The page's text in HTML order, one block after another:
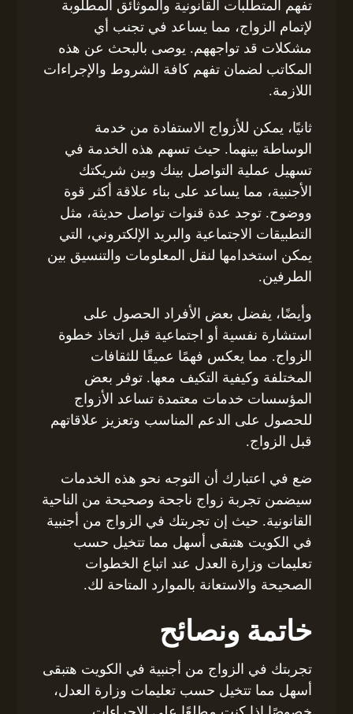
تفهم المتطلبات القانونية والموثائق المطلوبة
لإتمام الزواج، مما يساعد في تجنب أي
مشكلات قد تواجههم. يوصى بالبحث عن هذه
المكاتب لضمان تفهم كافة الشروط والإجراءات
اللازمة.
ثانيًا، يمكن للأزواج الاستفادة من خدمة
الوساطة بينهما. حيث تسهم هذه الخدمة في
تسهيل عملية التواصل بينك وبين شريكتك
الأجنبية، مما يساعد على بناء علاقة أكثر قوة
ووضوح. توجد عدة قنوات تواصل حديثة، مثل
التطبيقات الاجتماعية والبريد الإلكتروني، التي
يمكن استخدامها لنقل المعلومات والتنسيق بين
الطرفين.
وأيضًا، يفضل بعض الأفراد الحصول على
استشارة نفسية أو اجتماعية قبل اتخاذ خطوة
الزواج. مما يعكس فهمًا عميقًا للثقافات
المختلفة وكيفية التكيف معها. توفر بعض
المؤسسات خدمات معتمدة تساعد الأزواج
للحصول على الدعم المناسب وتعزيز علاقاتهم
قبل الزواج.
ضع في اعتبارك أن التوجه نحو هذه الخدمات
سيضمن تجربة زواج ناجحة وصحيحة من الناحية
القانونية. حيث إن تجربتك في الزواج من أجنبية
في الكويت هتبقى أسهل مما تتخيل حسب
تعليمات وزارة العدل عند اتباع الخطوات
الصحيحة والاستعانة بالموارد المتاحة لك.
خاتمة ونصائح
تجربتك في الزواج من أجنبية في الكويت هتبقى
أسهل مما تتخيل حسب تعليمات وزارة العدل،